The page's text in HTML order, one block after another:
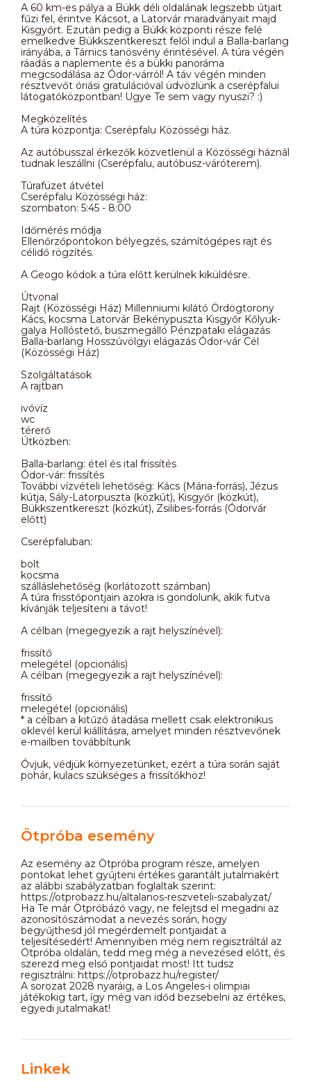
A 60 km-es pálya a Bükk déli oldalának legszebb útjait
fűzi fel, érintve Kácsot, a Latorvár maradványait majd
Kisgyőrt. Ezután pedig a Bükk központi része felé
emelkedve Bükkszentkereszt felől indul a Balla-barlang
irányába, a Tárnics tanösvény érintésével. A túra végén
ráadás a naplemente és a bükki panoráma
megcsodálása az Ódor-várról! A táv végén minden
résztvevőt óriási gratulációval üdvözlünk a cserépfalui
látogatóközpontban! Ugye Te sem vagy nyuszi? :)
Megközelítés
A túra központja: Cserépfalu Közösségi ház.
Az autóbusszal érkezők közvetlenül a Közösségi háznál
tudnak leszállni (Cserépfalu, autóbusz-váróterem).
Túrafüzet átvétel
Cserépfalu Közösségi ház:
szombaton: 5:45 - 8:00
Időmérés módja
Ellenőrzőpontokon bélyegzés, számítógépes rajt és
célidő rögzítés.
A Geogo kódok a túra előtt kerülnek kiküldésre.
Útvonal
Rajt (Közösségi Ház) Millenniumi kilátó Ördögtorony
Kács, kocsma Latorvár Bekénypuszta Kisgyőr Kőlyuk-
galya Hollóstető, buszmegálló Pénzpataki elágazás
Balla-barlang Hosszúvölgyi elágazás Ódor-vár Cél
(Közösségi Ház)
Szolgáltatások
A rajtban
ivóvíz
wc
térerő
Útközben:
Balla-barlang: étel és ital frissítés
Ódor-vár: frissítés
További vízvételi lehetőség: Kács (Mária-forrás), Jézus
kútja, Sály-Latorpuszta (közkút), Kisgyőr (közkút),
Bükkszentkereszt (közkút), Zsilibes-forrás (Ódorvár
előtt)
Cserépfaluban:
bolt
kocsma
szálláslehetőség (korlátozott számban)
A túra frisstőpontjain azokra is gondolunk, akik futva
kívánják teljesíteni a távot!
A célban (megegyezik a rajt helyszínével):
frissítő
melegétel (opcionális)
A célban (megegyezik a rajt helyszínével):
frissítő
melegétel (opcionális)
* a célban a kitűző átadása mellett csak elektronikus
oklevél kerül kiállításra, amelyet minden résztvevőnek
e-mailben továbbítunk
Óvjuk, védjük környezetünket, ezért a túra során saját
pohár, kulacs szükséges a frissítőkhöz!
Ötpróba esemény
Az esemény az Ötpróba program része, amelyen
pontokat lehet gyűjteni értékes garantált jutalmakért
az alábbi szabályzatban foglaltak szerint:
https://otprobazz.hu/altalanos-reszveteli-szabalyzat/
Ha Te már Ötpróbázó vagy, ne felejtsd el megadni az
azonosítószámodat a nevezés során, hogy
begyűjthesd jól megérdemelt pontjaidat a
teljesítésedért! Amennyiben még nem regisztráltál az
Ötpróba oldalán, tedd meg még a nevezésed előtt, és
szerezd meg első pontjaidat most! Itt tudsz
regisztrálni: https://otprobazz.hu/register/
A sorozat 2028 nyaráig, a Los Angeles-i olimpiai
játékokig tart, így még van időd bezsebelni az értékes,
egyedi jutalmakat!
Linkek